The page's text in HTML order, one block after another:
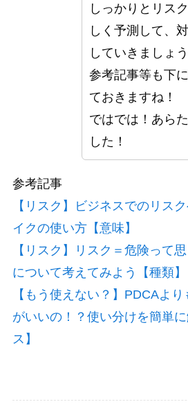
しっかりとリス
しく予測して、
していきましょう
参考記事等も下
ておきますね！
ではでは！あら
した！
参考記事
【リスク】ビジネスでのリス
イクの使い方【意味】
【リスク】リスク＝危険って
について考えてみよう【種類】
【もう使えない？】PDCAよ
がいいの！？使い分けを簡単
ス】